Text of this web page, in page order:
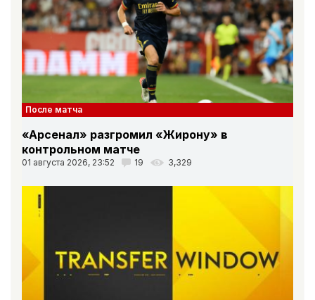
После матча
«Арсенал» разгромил «Жирону» в
контрольном матче
01 августа 2026, 23:52 19 3,329